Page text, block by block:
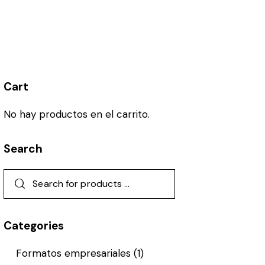
Cart
No hay productos en el carrito.
Search
Categories
Formatos empresariales (1)